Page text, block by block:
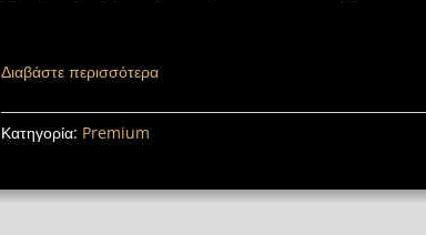
Διαβάστε περισσότερα
Κατηγορία: Premium